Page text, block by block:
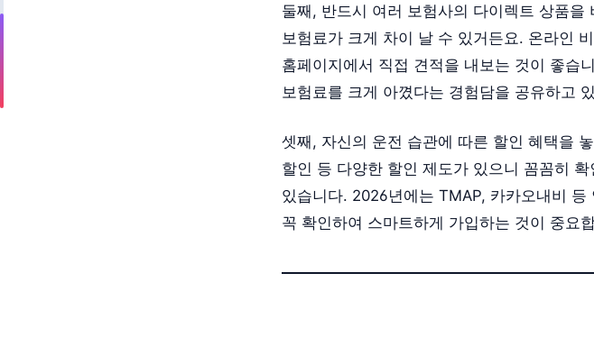
둘째, 반드시 여러 보험사의 다이렉트 상품
보험료가 크게 차이 날 수 있거든요. 온라인
홈페이지에서 직접 견적을 내보는 것이 좋습
보험료를 크게 아꼈다는 경험담을 공유하고
셋째, 자신의 운전 습관에 따른 할인 혜택을
할인 등 다양한 할인 제도가 있으니 꼼꼼히
있습니다. 2026년에는 TMAP, 카카오내비
꼭 확인하여 스마트하게 가입하는 것이 중요